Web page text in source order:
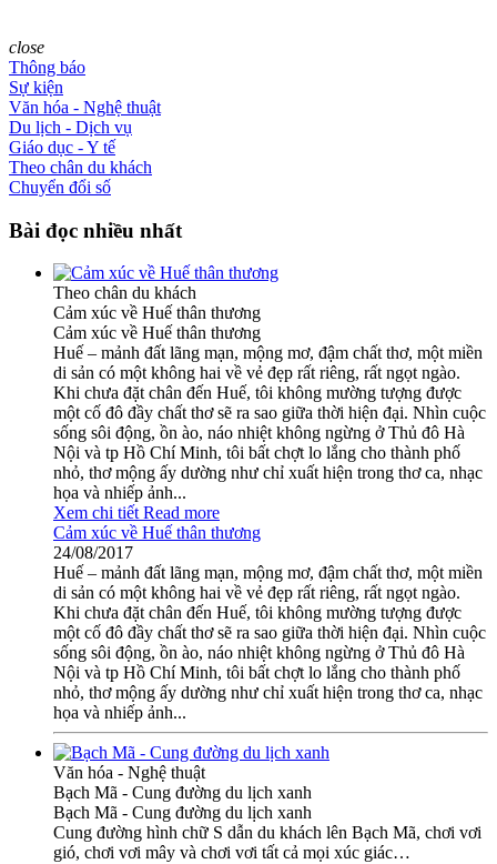
close
Thông báo
Sự kiện
Văn hóa - Nghệ thuật
Du lịch - Dịch vụ
Giáo dục - Y tế
Theo chân du khách
Chuyển đổi số
Bài đọc nhiều nhất
Theo chân du khách
Cảm xúc về Huế thân thương
Cảm xúc về Huế thân thương
Huế – mảnh đất lãng mạn, mộng mơ, đậm chất thơ, một miền
di sản có một không hai về vẻ đẹp rất riêng, rất ngọt ngào.
Khi chưa đặt chân đến Huế, tôi không mường tượng được
một cố đô đầy chất thơ sẽ ra sao giữa thời hiện đại. Nhìn cuộc
sống sôi động, ồn ào, náo nhiệt không ngừng ở Thủ đô Hà
Nội và tp Hồ Chí Minh, tôi bất chợt lo lắng cho thành phố
nhỏ, thơ mộng ấy dường như chỉ xuất hiện trong thơ ca, nhạc
họa và nhiếp ảnh...
Xem chi tiết Read more
Cảm xúc về Huế thân thương
24/08/2017
Huế – mảnh đất lãng mạn, mộng mơ, đậm chất thơ, một miền
di sản có một không hai về vẻ đẹp rất riêng, rất ngọt ngào.
Khi chưa đặt chân đến Huế, tôi không mường tượng được
một cố đô đầy chất thơ sẽ ra sao giữa thời hiện đại. Nhìn cuộc
sống sôi động, ồn ào, náo nhiệt không ngừng ở Thủ đô Hà
Nội và tp Hồ Chí Minh, tôi bất chợt lo lắng cho thành phố
nhỏ, thơ mộng ấy dường như chỉ xuất hiện trong thơ ca, nhạc
họa và nhiếp ảnh...
Văn hóa - Nghệ thuật
Bạch Mã - Cung đường du lịch xanh
Bạch Mã - Cung đường du lịch xanh
Cung đường hình chữ S dẫn du khách lên Bạch Mã, chơi vơi
gió, chơi vơi mây và chơi vơi tất cả mọi xúc giác…